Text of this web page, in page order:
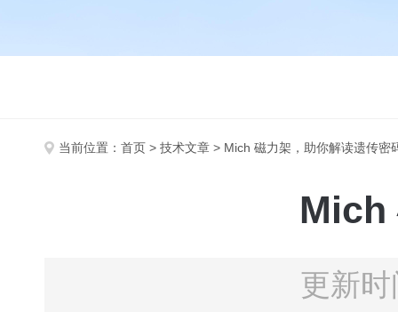
当前位置： 首页 > 技术文章 > Mich 磁力架，助你解读遗传密
Mich
更新